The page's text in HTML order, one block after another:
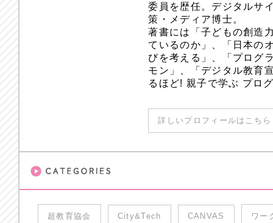
委員を歴任。デジタルサ
策・メディア博士。
著書には「子どもの創造
ているのか」、「日本の
びを考える」、「プログ
モン」、「デジタル教育
るほど! 親子で学ぶ プロ
詳しいプロフィールはこち
超教育協会 City&Tech CANVAS ワー